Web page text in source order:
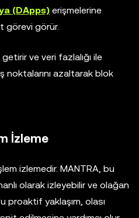
(DApps) erişmelerine
görevi görür.
ve veri fazlalığı ile
noktalarını azaltarak blok
İzleme
izlemedir. MANTRA, bu
olarak izleyebilir ve olağan
proaktif yaklaşım, olası